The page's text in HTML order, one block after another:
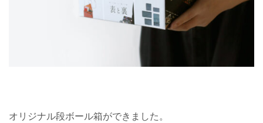
オリジナル段ボール箱ができました。